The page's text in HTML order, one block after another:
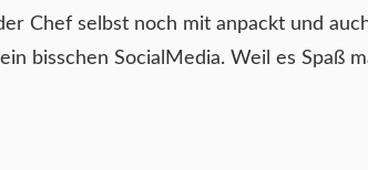
Chef selbst noch mit anpackt und
bisschen SocialMedia. Weil es Spaß